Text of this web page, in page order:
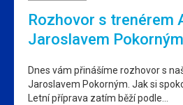
Rozhovor s trenérem
Jaroslavem Pokorným
Dnes vám přinášíme rozhovor s
Jaroslavem Pokorným. Jak si
Letní příprava zatím běží podle…